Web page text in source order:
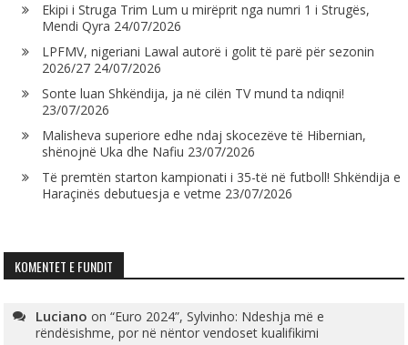
Ekipi i Struga Trim Lum u mirëprit nga numri 1 i Strugës,
Mendi Qyra 24/07/2026
LPFMV, nigeriani Lawal autorë i golit të parë për sezonin
2026/27 24/07/2026
Sonte luan Shkëndija, ja në cilën TV mund ta ndiqni!
23/07/2026
Malisheva superiore edhe ndaj skocezëve të Hibernian,
shënojnë Uka dhe Nafiu 23/07/2026
Të premtën starton kampionati i 35-të në futboll! Shkëndija e
Haraçinës debutuesja e vetme 23/07/2026
KOMENTET E FUNDIT
Luciano on“Euro 2024”, Sylvinho: Ndeshja më e
rëndësishme, por në nëntor vendoset kualifikimi